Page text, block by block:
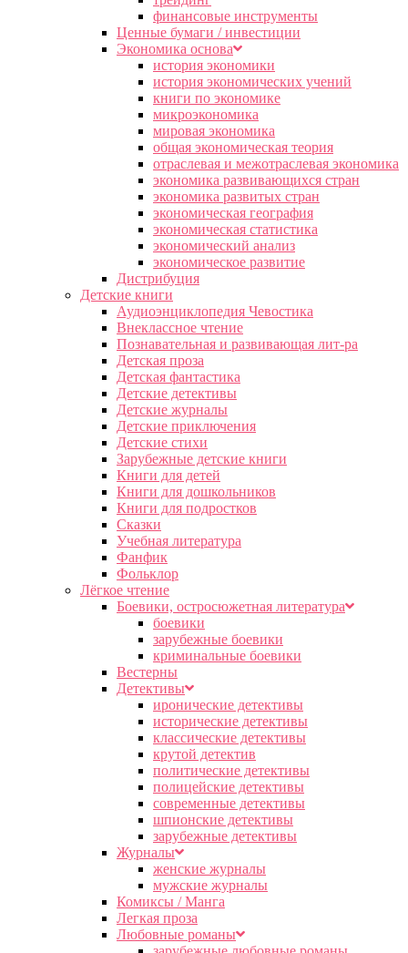
финансовые инструменты
Ценные бумаги / инвестиции
Экономика основа
история экономики
история экономических учений
книги по экономике
микроэкономика
мировая экономика
общая экономическая теория
отраслевая и межотраслевая экономика
экономика развивающихся стран
экономика развитых стран
экономическая география
экономическая статистика
экономический анализ
экономическое развитие
Дистрибуция
Детские книги
Аудиоэнциклопедия Чевостика
Внеклассное чтение
Познавательная и развивающая лит-ра
Детская проза
Детская фантастика
Детские детективы
Детские журналы
Детские приключения
Детские стихи
Зарубежные детские книги
Книги для детей
Книги для дошкольников
Книги для подростков
Сказки
Учебная литература
Фанфик
Фольклор
Лёгкое чтение
Боевики, остросюжетная литература
боевики
зарубежные боевики
криминальные боевики
Вестерны
Детективы
иронические детективы
исторические детективы
классические детективы
крутой детектив
политические детективы
полицейские детективы
современные детективы
шпионские детективы
зарубежные детективы
Журналы
женские журналы
мужские журналы
Комиксы / Манга
Легкая проза
Любовные романы